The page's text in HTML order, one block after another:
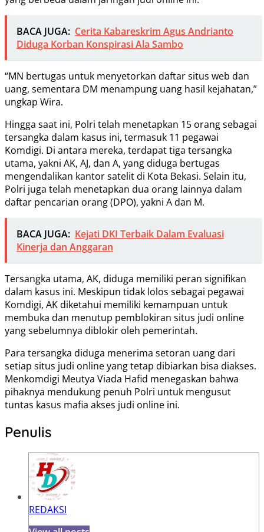
BACA JUGA: Cerita Kabareskrim Agus Andrianto
Diduga Korban Konspirasi Ala Sambo
“MN bertugas untuk menyetorkan daftar situs web dan
uang, sementara DM menampung uang hasil kejahatan,”
ungkap Wira.
Hingga saat ini, Polri telah menetapkan 15 orang sebagai
tersangka dalam kasus ini, termasuk 11 pegawai
Komdigi. Di antara mereka, terdapat tiga tersangka
utama, yakni AK, AJ, dan A, yang diduga bertugas
mengendalikan kantor satelit di Kota Bekasi. Selain itu,
Polri juga telah menetapkan dua orang lainnya dalam
daftar pencarian orang (DPO), yakni A dan M.
BACA JUGA: Kejati DKI Terbaik Dalam Evaluasi
Kinerja dan Anggaran
Tersangka utama, AK, diduga memiliki peran signifikan
dalam kasus ini. Meskipun tidak lolos sebagai pegawai
Komdigi, AK diketahui memiliki kemampuan untuk
membuka dan menutup pemblokiran situs judi online
yang sebelumnya diblokir oleh pemerintah.
Para tersangka diduga menerima setoran uang dari
setiap situs judi online yang tetap dibiarkan bisa diakses.
Menkomdigi Meutya Viada Hafid menegaskan bahwa
pihaknya mendukung penuh Polri untuk mengusut
tuntas kasus mafia akses judi online ini.
Penulis
REDAKSI